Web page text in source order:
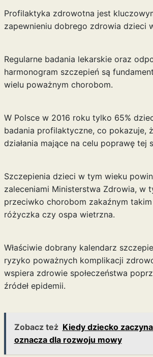
Profilaktyka zdrowotna jest
zapewnieniu dobrego zdrowia dzieci
Regularne badania lekarskie oraz
harmonogram szczepień są
wielu poważnym chorobom.
W Polsce w 2016 roku tylko 65%
badania profilaktyczne, co pokazuje,
działania mające na celu poprawę tej
Szczepienia dzieci w tym wieku
zaleceniami Ministerstwa Zdrowia, w
przeciwko chorobom zakaźnym
różyczka czy ospa wietrzna.
Właściwie dobrany kalendarz
ryzyko poważnych komplikacji
wspiera zdrowie społeczeństwa
źródeł epidemii.
Zobacz też Kiedy dziecko
oznacza dla rozwoju mowy